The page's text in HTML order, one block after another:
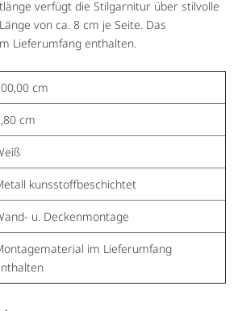
verfügt die Stilgarnitur über stilvolle
von ca. 8 cm je Seite. Das
Lieferumfang enthalten.
cm
cm
kunsstoffbeschichtet
u. Deckenmontage
im Lieferumfang